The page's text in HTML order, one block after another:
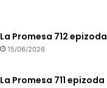
La Promesa 712 epizoda
15/06/2026
La Promesa 711 epizoda